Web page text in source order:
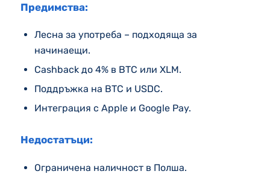
Предимства:
Лесна за употреба – подходяща за
начинаещи.
Cashback до 4% в BTC или XLM.
Поддръжка на BTC и USDC.
Интеграция с Apple и Google Pay.
Недостатъци:
Ограничена наличност в Полша.